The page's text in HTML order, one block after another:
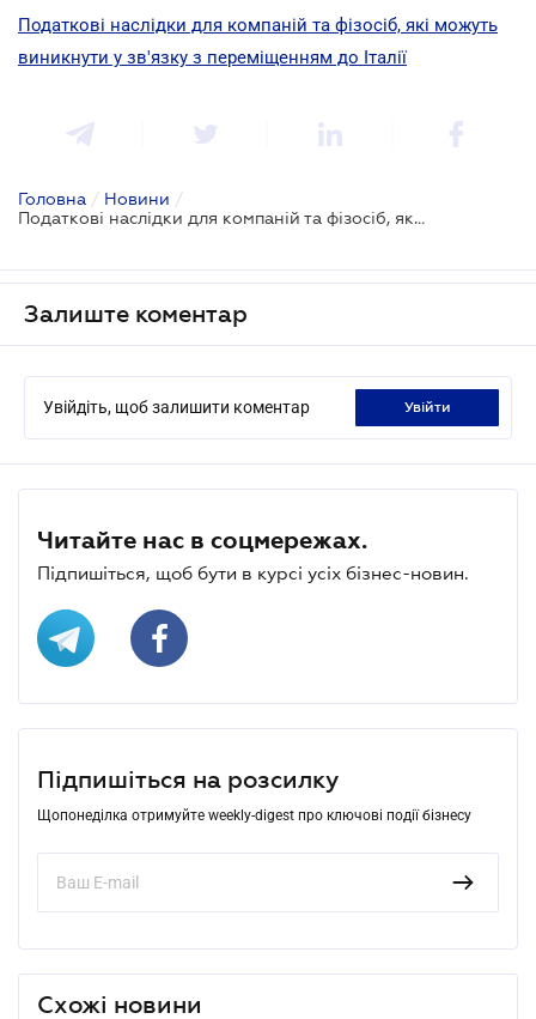
Податкові наслідки для компаній та фізосіб, які можуть
виникнути у зв'язку з переміщенням до Італії
Головна / Новини /
Податкові наслідки для компаній та фізосіб, які можуть виникнути у зв'язку з переміщенням до Італії
Залиште коментар
Увійдіть, щоб залишити коментар увійти
Читайте нас в соцмережах.
Підпишіться, щоб бути в курсі усіх бізнес-новин.
Підпишіться на розсилку
Щопонеділка отримуйте weekly-digest про ключові події бізнесу
Схожі новини